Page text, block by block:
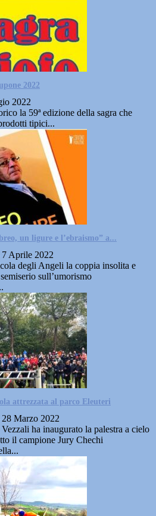
2022
2022
la 59ª edizione della sagra che
tipici...
un ligure e l’ebraismo” a...
7 Aprile 2022
degli Angeli la coppia insolita e
sull’umorismo
attrezzata al parco Eleuteri
28 Marzo 2022
ha inaugurato la palestra a cielo
il campione Jury Chechi